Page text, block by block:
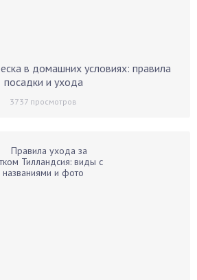
в домашних условиях: правила
посадки и ухода
3737 просмотров